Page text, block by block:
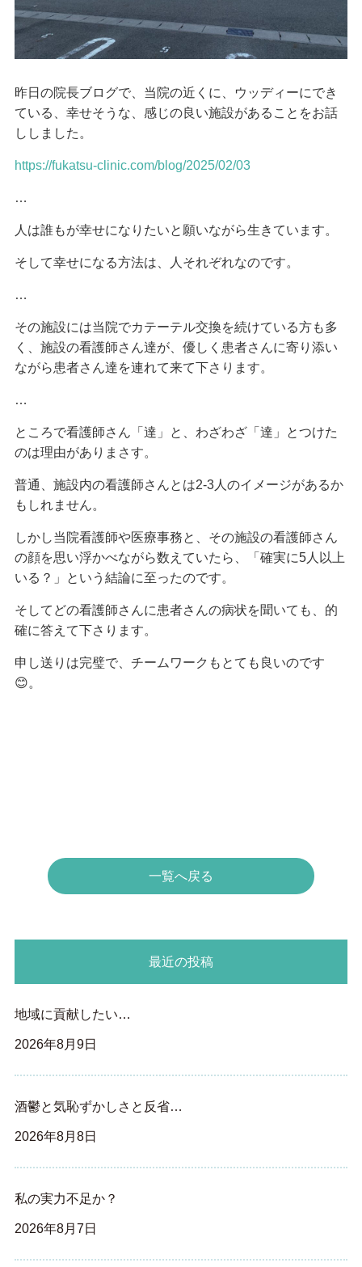
昨日の院長ブログで、当院の近くに、ウッディーにでき
ている、幸せそうな、感じの良い施設があることをお話
ししました。
https://fukatsu-clinic.com/blog/2025/02/03
…
人は誰もが幸せになりたいと願いながら生きています。
そして幸せになる方法は、人それぞれなのです。
…
その施設には当院でカテーテル交換を続けている方も多
く、施設の看護師さん達が、優しく患者さんに寄り添い
ながら患者さん達を連れて来て下さります。
…
ところで看護師さん「達」と、わざわざ「達」とつけた
のは理由がありまさす。
普通、施設内の看護師さんとは2-3人のイメージがあるか
もしれません。
しかし当院看護師や医療事務と、その施設の看護師さん
の顔を思い浮かべながら数えていたら、「確実に5人以上
いる？」という結論に至ったのです。
そしてどの看護師さんに患者さんの病状を聞いても、的
確に答えて下さります。
申し送りは完璧で、チームワークもとても良いのです
😊。
一覧へ戻る
最近の投稿
地域に貢献したい…
2026年8月9日
酒鬱と気恥ずかしさと反省…
2026年8月8日
私の実力不足か？
2026年8月7日